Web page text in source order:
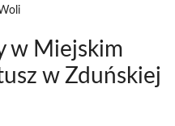
w Miejskim
w Zduńskiej